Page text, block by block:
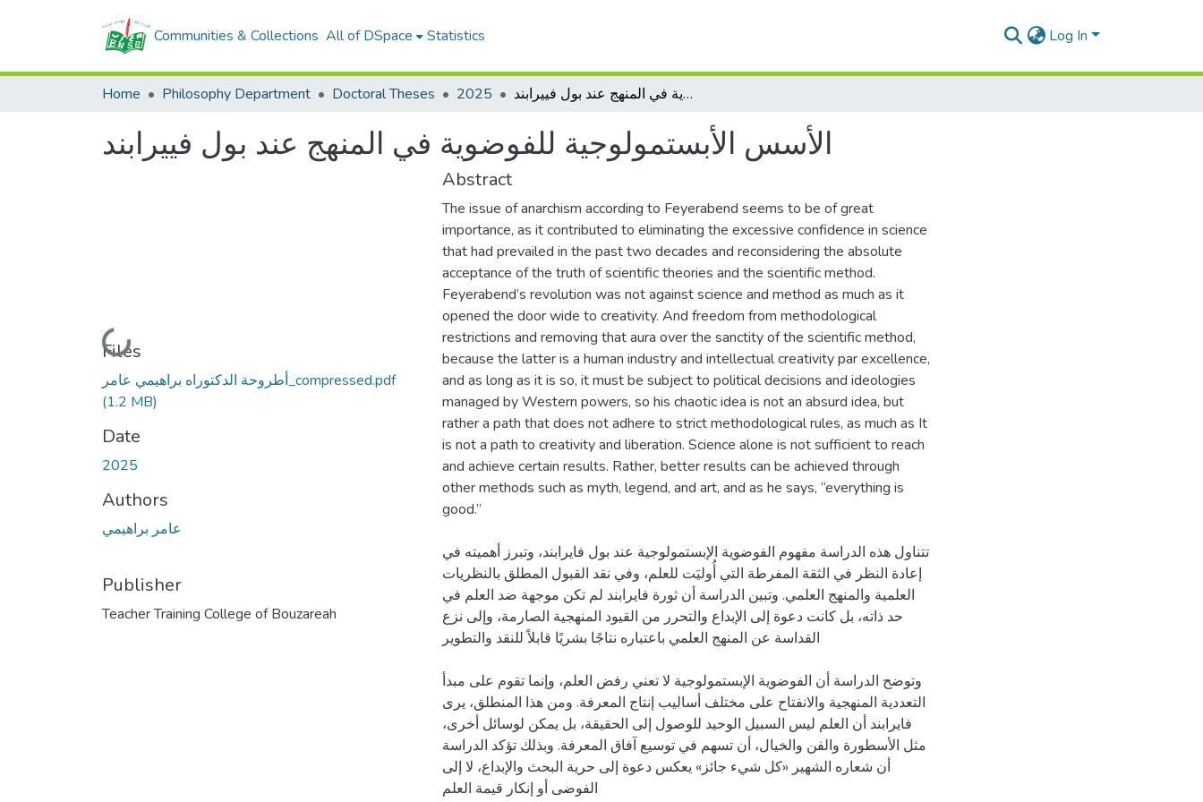
Communities & Collections All of DSpace Statistics Log In
Home Philosophy Department Doctoral Theses 2025 الأسس الأبستمولوجية للفوضوية في المنهج عند بول فييرابند
الأسس الأبستمولوجية للفوضوية في المنهج عند بول فييرابند
Loading...
Files
أطروحة الدكتوراه براهيمي عامر_compressed.pdf
(1.2 MB)
Date
2025
Authors
عامر براهيمي
Publisher
Abstract
The issue of anarchism according to Feyerabend seems to be of great
importance, as it contributed to eliminating the excessive confidence in science
that had prevailed in the past two decades and reconsidering the absolute
acceptance of the truth of scientific theories and the scientific method.
Feyerabend’s revolution was not against science and method as much as it
opened the door wide to creativity. And freedom from methodological
restrictions and removing that aura over the sanctity of the scientific method,
because the latter is a human industry and intellectual creativity par excellence,
and as long as it is so, it must be subject to political decisions and ideologies
managed by Western powers, so his chaotic idea is not an absurd idea, but
rather a path that does not adhere to strict methodological rules, as much as It
is not a path to creativity and liberation. Science alone is not sufficient to reach
and achieve certain results. Rather, better results can be achieved through
other methods such as myth, legend, and art, and as he says, “everything is
good.”
تتناول هذه الدراسة مفهوم الفوضوية الإبستمولوجية عند بول فايرابند، وتبرز أهميته في
إعادة النظر في الثقة المفرطة التي أُوليَت للعلم، وفي نقد القبول المطلق بالنظريات
العلمية والمنهج العلمي. وتبين الدراسة أن ثورة فايرابند لم تكن موجهة ضد العلم في
حد ذاته، بل كانت دعوة إلى الإبداع والتحرر من القيود المنهجية الصارمة، وإلى نزع
القداسة عن المنهج العلمي باعتباره نتاجًا بشريًا قابلاً للنقد والتطوير
وتوضح الدراسة أن الفوضوية الإبستمولوجية لا تعني رفض العلم، وإنما تقوم على مبدأ
التعددية المنهجية والانفتاح على مختلف أساليب إنتاج المعرفة. ومن هذا المنطلق، يرى
فايرابند أن العلم ليس السبيل الوحيد للوصول إلى الحقيقة، بل يمكن لوسائل أخرى،
مثل الأسطورة والفن والخيال، أن تسهم في توسيع آفاق المعرفة. وبذلك تؤكد الدراسة
أن شعاره الشهير «كل شيء جائز» يعكس دعوة إلى حرية البحث والإبداع، لا إلى
الفوضى أو إنكار قيمة العلم